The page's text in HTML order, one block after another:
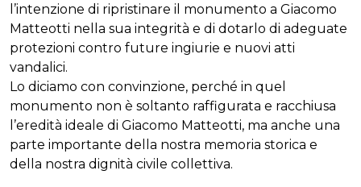
l’intenzione di ripristinare il monumento a Giacomo
Matteotti nella sua integrità e di dotarlo di adeguate
protezioni contro future ingiurie e nuovi atti
vandalici.
Lo diciamo con convinzione, perché in quel
monumento non è soltanto raffigurata e racchiusa
l’eredità ideale di Giacomo Matteotti, ma anche una
parte importante della nostra memoria storica e
della nostra dignità civile collettiva.